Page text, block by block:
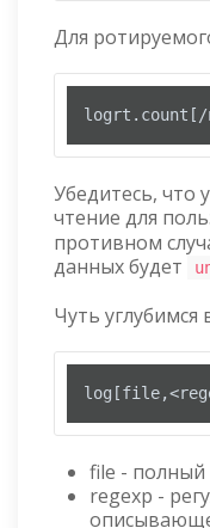
Для
logrt.count[/
Убедитесь, что
чтение для
противном
данных будет
Чуть углубимся
file - полный
regexp -